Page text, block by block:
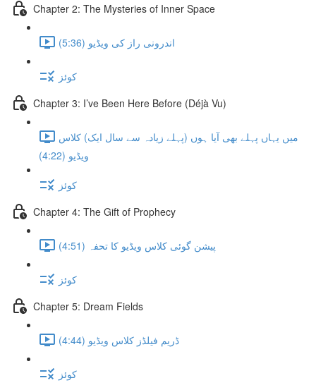
Chapter 2: The Mysteries of Inner Space
اندرونی راز کی ویڈیو (5:36)
کوئز
Chapter 3: I’ve Been Here Before (Déjà Vu)
میں یہاں پہلے بھی آیا ہوں (پہلے زیادہ سے سال ایک) کلاس
ویڈیو (4:22)
کوئز
Chapter 4: The Gift of Prophecy
پیشن گوئی کلاس ویڈیو کا تحفہ (4:51)
کوئز
Chapter 5: Dream Fields
ڈریم فیلڈز کلاس ویڈیو (4:44)
کوئز